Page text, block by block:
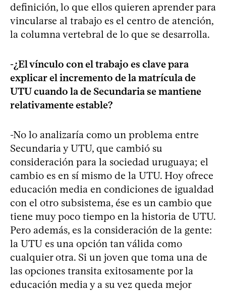
definición, lo que ellos quieren aprender para
vincularse al trabajo es el centro de atención,
la columna vertebral de lo que se desarrolla.
-¿El vínculo con el trabajo es clave para
explicar el incremento de la matrícula de
UTU cuando la de Secundaria se mantiene
relativamente estable?
-No lo analizaría como un problema entre
Secundaria y UTU, que cambió su
consideración para la sociedad uruguaya; el
cambio es en sí mismo de la UTU. Hoy ofrece
educación media en condiciones de igualdad
con el otro subsistema, ése es un cambio que
tiene muy poco tiempo en la historia de UTU.
Pero además, es la consideración de la gente:
la UTU es una opción tan válida como
cualquier otra. Si un joven que toma una de
las opciones transita exitosamente por la
educación media y a su vez queda mejor